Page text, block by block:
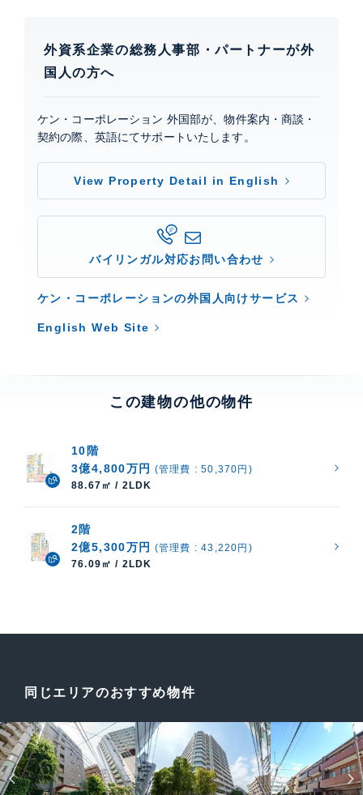
外資系企業の総務人事部・パートナーが外
国人の方へ
ケン・コーポレーション 外国部が、物件案内・商談・
契約の際、英語にてサポートいたします。
View Property Detail in English
バイリンガル対応お問い合わせ
ケン・コーポレーションの外国人向けサービス
English Web Site
この建物の他の物件
10階
3億4,800万円 (管理費 : 50,370円)
88.67㎡ / 2LDK
2階
2億5,300万円 (管理費 : 43,220円)
76.09㎡ / 2LDK
同じエリアのおすすめ物件